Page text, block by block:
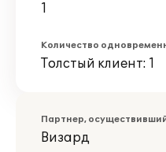
1
Количество
Толстый клиент: 1
Партнер,
Визард